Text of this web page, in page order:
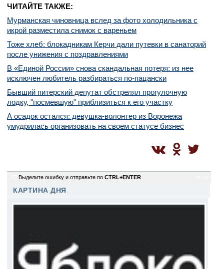
ЧИТАЙТЕ ТАКЖЕ:
Мурманская чиновница вслед за фото холодильника с
икрой разместила снимок с вареньем
Тоже хлеб: блокадникам Керчи дали путевки в санаторий
после унижения с поздравлениями
В «Единой России» снова скандальная потеря: из нее
исключен любитель разбираться по-пацански
Бывший питерский депутат обстрелял прогулочную
лодку, "посмевшую" приблизиться к его участку
А осадок остался: девушка-волонтер из Воронежа
умудрилась организовать на своем статусе бизнес
Выделите ошибку и отправьте по CTRL+ENTER
КАРТИНА ДНЯ